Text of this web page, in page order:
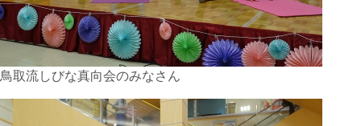
鳥取流しびな真向会のみなさん